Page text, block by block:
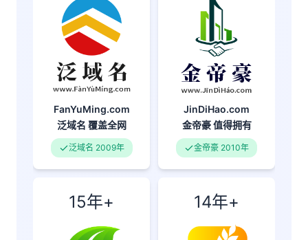
FanYuMing.com
泛域名 覆盖全网
泛域名 2009年
JinDiHao.com
金帝豪值得拥有
金帝豪 2010年
15年+ 14年+